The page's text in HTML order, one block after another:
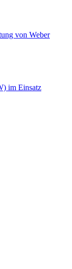
von Weber
im Einsatz